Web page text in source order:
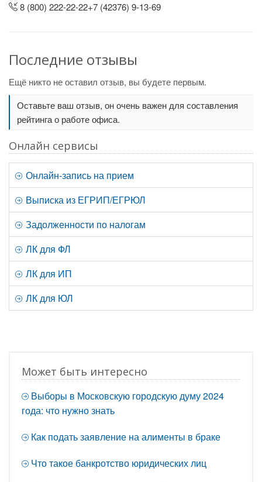
8 (800) 222-22-22+7 (42376) 9-13-69
Последние отзывы
Ещё никто не оставил отзыв, вы будете первым.
Оставьте ваш отзыв, он очень важен для составления
рейтинга о работе офиса.
Онлайн сервисы
Онлайн-запись на прием
Выписка из ЕГРИП/ЕГРЮЛ
Задолженности по налогам
ЛК для ФЛ
ЛК для ИП
ЛК для ЮЛ
Может быть интересно
Выборы в Московскую городскую думу 2024
года: что нужно знать
Как подать заявление на алименты в браке
Что такое банкротство юридических лиц